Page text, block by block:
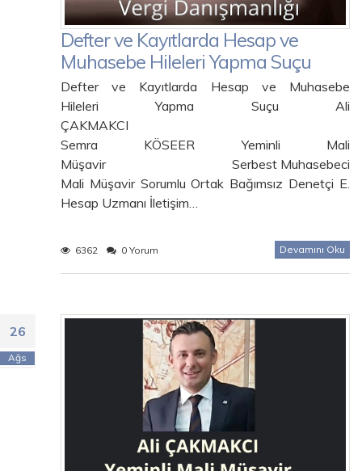
Defter ve Kayıtlarda Hesap ve
Muhasebe Hileleri Yapma Suçu
Defter ve Kayıtlarda Hesap ve Muhasebe
Hileleri Yapma Suçu Ali
ÇAKMAKCI
Semra KÖSEER Yeminli Mali
Müşavir Serbest Muhasebeci
Mali Müşavir Sorumlu Ortak Bağımsız Denetçi E.
Hesap Uzmanı İletişim…
6362 0 Yorum Devamını Oku
26
Ağs